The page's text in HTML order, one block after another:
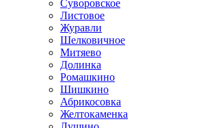
Суворовское
Листовое
Журавли
Шелковичное
Митяево
Долинка
Ромашкино
Шишкино
Абрикосовка
Желтокаменка